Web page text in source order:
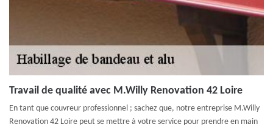
Travail de qualité avec M.Willy Renovation 42 Loire
En tant que couvreur professionnel ; sachez que, notre entreprise M.Willy
Renovation 42 Loire peut se mettre à votre service pour prendre en main